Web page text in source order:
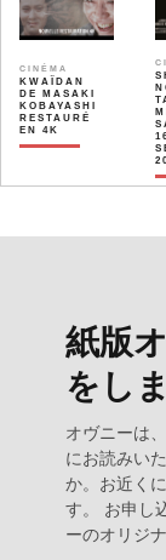
CINÉMA
KWAÏDAN
DE MASAKI
KOBAYASHI
RESTAURÉ
EN 4K
16
紙版
をし
オヴニーは
にお読みい
か。お近く
す。 お申し
ーのオリジ